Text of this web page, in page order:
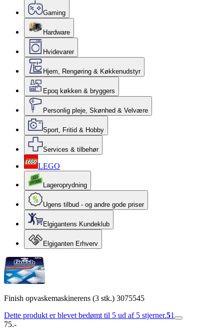
Gaming
Hardware
Hvidevarer
Hjem, Rengøring & Køkkenudstyr
Epoq køkken & bryggers
Personlig pleje, Skønhed & Velvære
Sport, Fritid & Hobby
Services & tilbehør
LEGO
Lageroprydning
Ugens tilbud - og andre gode priser
Elgigantens Kundeklub
Elgiganten Erhverv
Finish opvaskemaskinerens (3 stk.) 3075545
Dette produkt er blevet bedømt til 5 ud af 5 stjerner.51
75.-